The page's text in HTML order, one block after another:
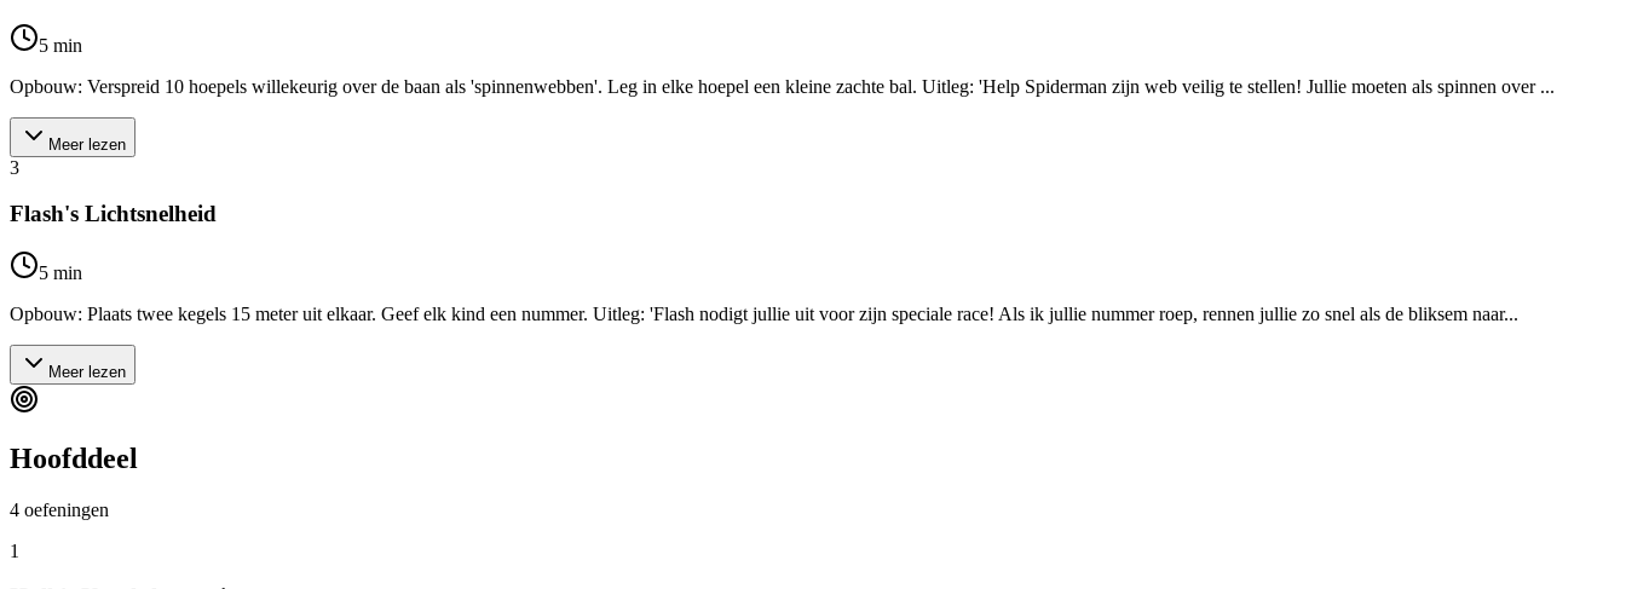
5 min
Opbouw: Verspreid 10 hoepels willekeurig over de baan als 'spinnenwebben'. Leg in elke hoepel een kleine zachte bal. Uitleg: 'Help Spiderman zijn web veilig te stellen! Jullie moeten als spinnen over ...
Meer lezen
3
Flash's Lichtsnelheid
5 min
Opbouw: Plaats twee kegels 15 meter uit elkaar. Geef elk kind een nummer. Uitleg: 'Flash nodigt jullie uit voor zijn speciale race! Als ik jullie nummer roep, rennen jullie zo snel als de bliksem naar...
Meer lezen
Hoofddeel
4 oefeningen
1